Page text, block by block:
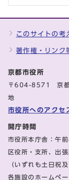
このサイトの考
著作権・リンク
京都市役所
〒604-8571 京都
地
市役所へのアクセ
開庁時間
市役所本庁舎：午
区役所・支所、出
（いずれも土日祝
各施設のホームペ